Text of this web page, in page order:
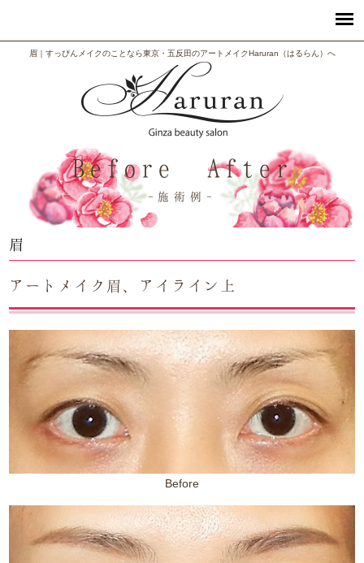
眉｜すっぴんメイクのことなら東京・五反田のアートメイクHaruran（はるらん）へ
Before After
施術例
眉
アートメイク眉、アイライン上
Before